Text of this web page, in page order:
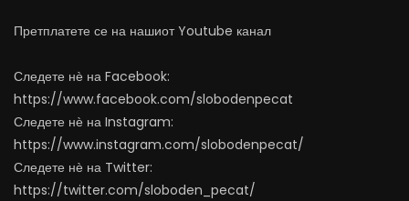
Претплатете се на нашиот Youtube канал
Следете нѐ на Facebook:
https://www.facebook.com/slobodenpecat
Следете нѐ на Instagram:
https://www.instagram.com/slobodenpecat/
Следете нѐ на Twitter:
https://twitter.com/sloboden_pecat/